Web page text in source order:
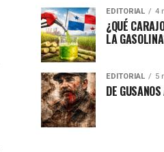
EDITORIAL 4
¿QUÉ
LA
EDITORIAL 5
DE